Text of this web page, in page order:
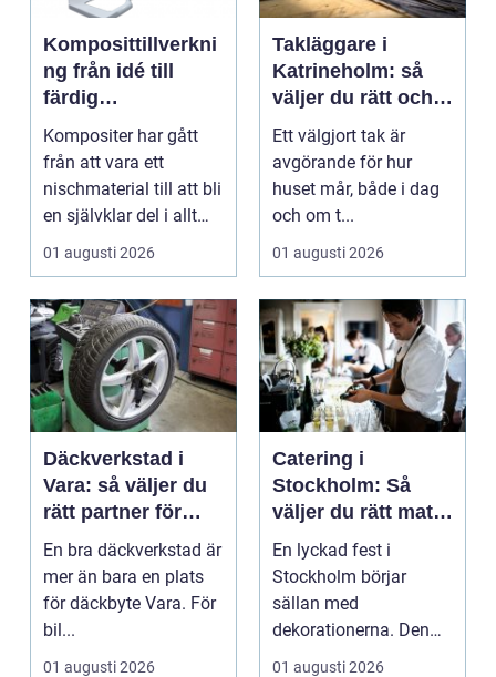
Komposittillverkni
ng från idé till
färdig
högpresterande
produkt
Kompositer har gått
från att vara ett
nischmaterial till att bli
en självklar del i allt
från vindkr...
01 augusti 2026
Takläggare i
Katrineholm: så
väljer du rätt och
får ett tak som
håller
Ett välgjort tak är
avgörande för hur
huset mår, både i dag
och om t...
01 augusti 2026
Däckverkstad i
Vara: så väljer du
rätt partner för
säker körning året
runt
En bra däckverkstad är
mer än bara en plats
för däckbyte Vara. För
bil...
01 augusti 2026
Catering i
Stockholm: Så
väljer du rätt mat
till ditt evenemang
En lyckad fest i
Stockholm börjar
sällan med
dekorationerna. Den
börjar i köket....
01 augusti 2026